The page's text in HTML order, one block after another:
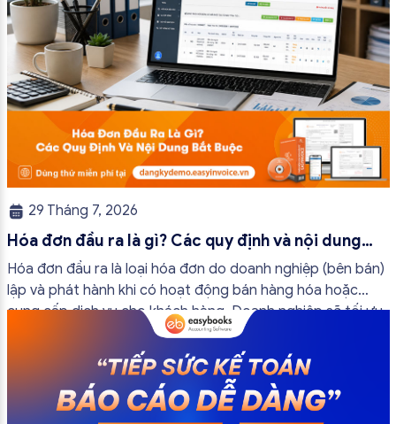
29 Tháng 7, 2026
Hóa đơn đầu ra là gì? Các quy định và nội dung
bắt buộc mới nhất
Hóa đơn đầu ra là loại hóa đơn do doanh nghiệp (bên bán)
lập và phát hành khi có hoạt động bán hàng hóa hoặc
cung cấp dịch vụ cho khách hàng. Doanh nghiệp sẽ tối ưu
quy trình vận hành và tránh được những án phạt hành
chính không đáng có nếu nắm rõ […]